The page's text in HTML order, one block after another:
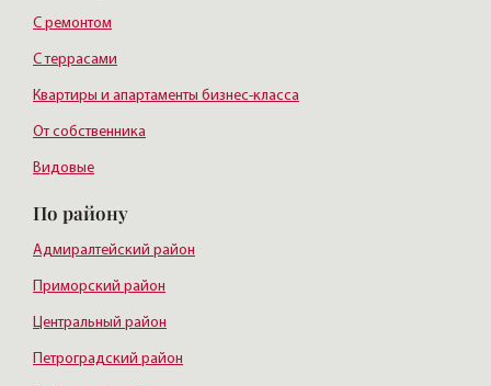
С ремонтом
С террасами
Квартиры и апартаменты бизнес-класса
От собственника
Видовые
По району
Адмиралтейский район
Приморский район
Центральный район
Петроградский район